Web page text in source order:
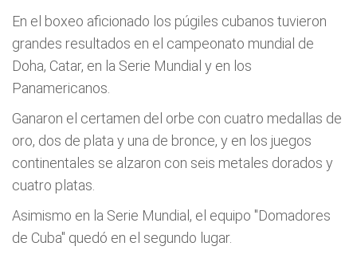
En el boxeo aficionado los púgiles cubanos tuvieron
grandes resultados en el campeonato mundial de
Doha, Catar, en la Serie Mundial y en los
Panamericanos.
Ganaron el certamen del orbe con cuatro medallas de
oro, dos de plata y una de bronce, y en los juegos
continentales se alzaron con seis metales dorados y
cuatro platas.
Asimismo en la Serie Mundial, el equipo "Domadores
de Cuba" quedó en el segundo lugar.